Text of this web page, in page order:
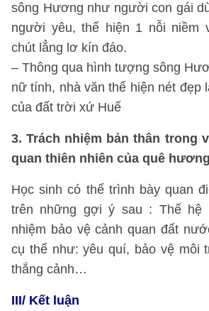
sông Hương như người con gái
người yêu, thể hiện 1 nỗi niềm
chút lẳng lơ kín đáo.
– Thông qua hình tượng sông
nữ tính, nhà văn thể hiện nét đẹp
của đất trời xứ Huế
3. Trách nhiệm bản thân trong
quan thiên nhiên của quê
Học sinh có thể trình bày quan
trên những gợi ý sau : Thế hệ
nhiệm bảo vệ cảnh quan đất
cụ thể như: yêu quí, bảo vệ môi
thắng cảnh…
III/ Kết luận